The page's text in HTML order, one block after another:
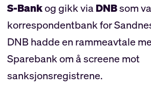
S-Bankog gikk via DNBsom
korrespondentbank for
DNB hadde en rammeavtale
Sparebank om å screene mot
sanksjonsregistrene.